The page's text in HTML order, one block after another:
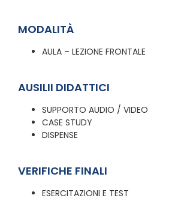
MODALITÀ
AULA – LEZIONE FRONTALE
AUSILII DIDATTICI
SUPPORTO AUDIO / VIDEO
CASE STUDY
DISPENSE
VERIFICHE FINALI
ESERCITAZIONI E TEST